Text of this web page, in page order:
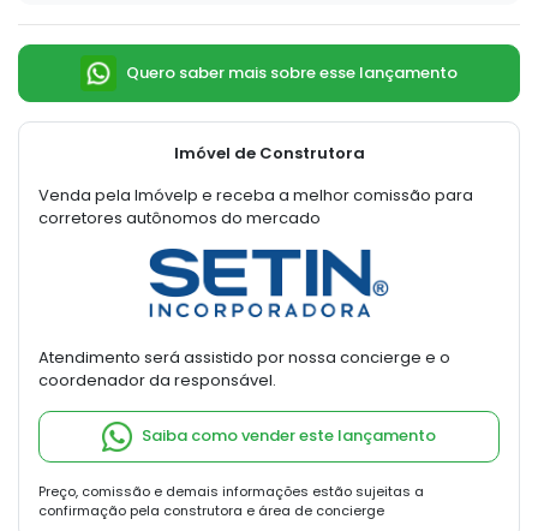
Quero saber mais sobre esse lançamento
Imóvel de Construtora
Venda pela Imóvelp e receba a melhor comissão para
corretores autônomos do mercado
Atendimento será assistido por nossa concierge e o
coordenador da responsável.
Saiba como vender este lançamento
Preço, comissão e demais informações estão sujeitas a
confirmação pela construtora e área de concierge